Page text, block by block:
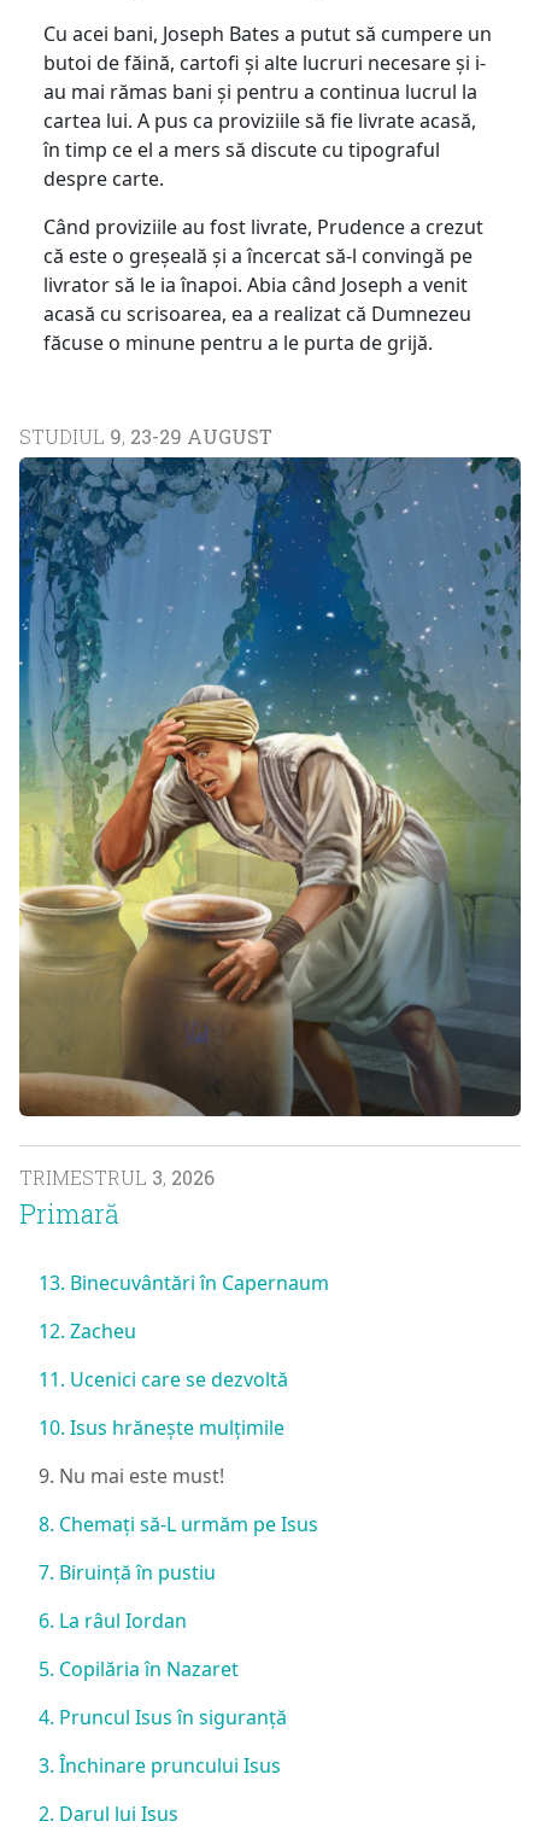
Cu acei bani, Joseph Bates a putut să cumpere un
butoi de făină, cartofi și alte lucruri necesare și i-
au mai rămas bani și pentru a continua lucrul la
cartea lui. A pus ca proviziile să fie livrate acasă,
în timp ce el a mers să discute cu tipograful
despre carte.
Când proviziile au fost livrate, Prudence a crezut
că este o greșeală și a încercat să-l convingă pe
livrator să le ia înapoi. Abia când Joseph a venit
acasă cu scrisoarea, ea a realizat că Dumnezeu
făcuse o minune pentru a le purta de grijă.
STUDIUL 9, 23-29 AUGUST
TRIMESTRUL 3, 2026
Primară
13. Binecuvântări în Capernaum
12. Zacheu
11. Ucenici care se dezvoltă
10. Isus hrănește mulțimile
9. Nu mai este must!
8. Chemați să-L urmăm pe Isus
7. Biruință în pustiu
6. La râul Iordan
5. Copilăria în Nazaret
4. Pruncul Isus în siguranță
3. Închinare pruncului Isus
2. Darul lui Isus